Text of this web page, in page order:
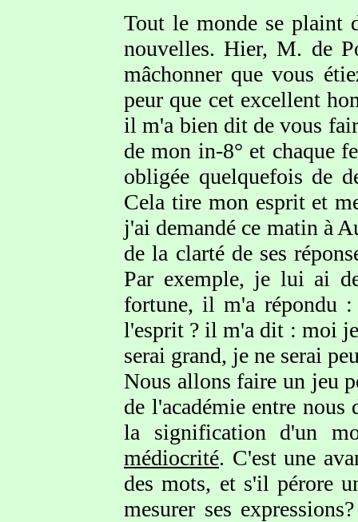
Tout le monde se plaint
nouvelles. Hier, M. de
mâchonner que vous
peur que cet excellent
il m'a bien dit de vous
de mon in-8° et chaque
obligée quelquefois de
Cela tire mon esprit et
j'ai demandé ce matin à
de la clarté de ses
Par exemple, je lui ai
fortune, il m'a répondu
l'esprit ? il m'a dit : moi
serai grand, je ne serai
Nous allons faire un jeu
de l'académie entre
la signification d'un
médiocrité. C'est une
des mots, et s'il pérore
mesurer ses